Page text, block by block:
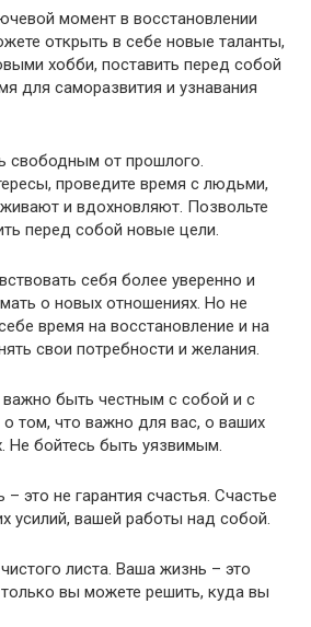
момент в восстановлении
открыть в себе новые таланты,
хобби, поставить перед собой
для саморазвития и узнавания
свободным от прошлого.
проведите время с людьми,
и вдохновляют.​ Позвольте
перед собой новые цели.​
себя более уверенно и
о новых отношениях. Но не
время на восстановление и на
свои потребности и желания.​
быть честным с собой и с
о том, что важно для вас, о ваших
Не бойтесь быть уязвимым.
это не гарантия счастья.​ Счастье
усилий, вашей работы над собой.​
листа.​ Ваша жизнь – это
вы можете решить, куда вы